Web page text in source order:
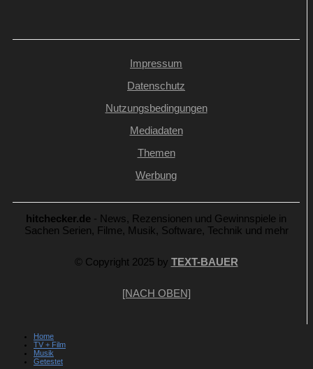
Impressum
Datenschutz
Nutzungsbedingungen
Mediadaten
Themen
Werbung
hitchecker.de - News, Rezensionen und Gewinnspiele in
Sachen Serien, Filme, Musik, Software, Technik und mehr
© Copyright 2025 by TEXT-BAUER
[NACH OBEN]
Home
TV + Film
Musik
Getestet